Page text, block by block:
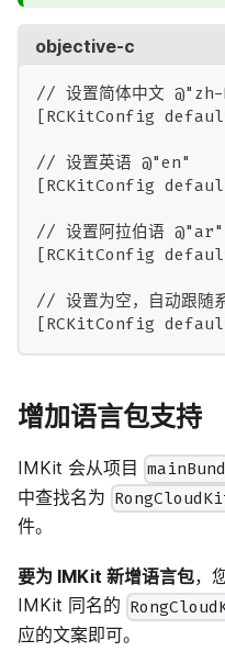
objective-c
// 设置简体中文 @"zh-
[RCKitConfig
// 设置英语 @"en"
[RCKitConfig
// 设置阿拉伯语 @"ar"
[RCKitConfig
// 设置为空，自动跟随
[RCKitConfig
增加语言包支持
IMKit 会从项目
中查找名为
件。
要为 IMKit 新增语言包，
IMKit 同名的
应的文案即可。